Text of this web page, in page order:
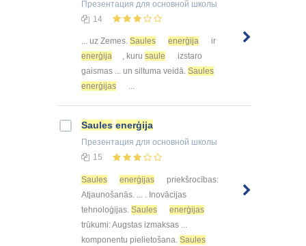
Презентация для основной школы
14
... uz Zemes. Saules enerģija
ir
enerģija
, kuru saule
izstaro
gaismas ... un siltuma veidā. Saules
enerģijas
...
Saules enerģija
Презентация для основной школы
15
Saules enerģijas
priekšrocības:
Atjaunošanās. ... . Inovācijas
tehnoloģijas. Saules
enerģijas
trūkumi: Augstas izmaksas ...
komponentu pielietošana. Saules